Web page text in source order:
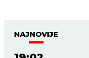
NAJNOVIJE